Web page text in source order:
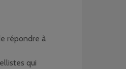
répondre à
qui